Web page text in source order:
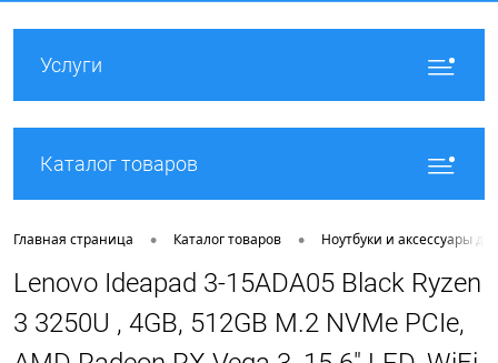
Услуги
Каталог товаров
Главная страница • Каталог товаров • Ноутбуки и аксессуары
Lenovo Ideapad 3-15ADA05 Black Ryzen
3 3250U , 4GB, 512GB M.2 NVMe PCIe,